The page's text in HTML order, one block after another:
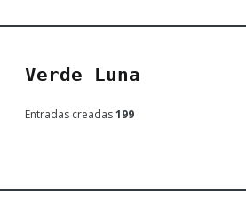
Verde Luna
Entradas creadas199